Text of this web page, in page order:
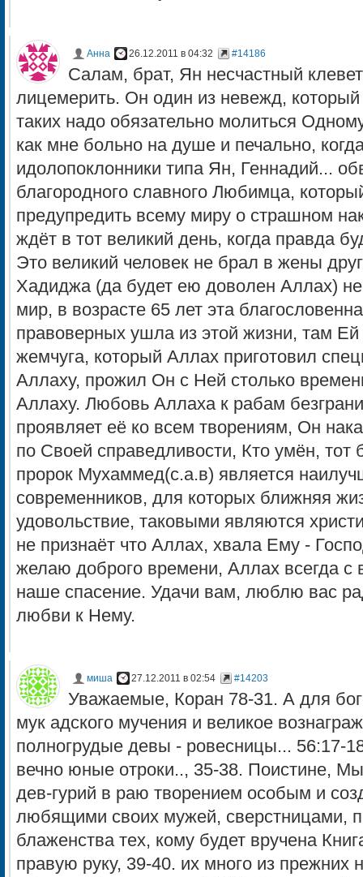
Анна 26.12.2011 в 04:32 #14186
Салам, брат, Ян несчастный
лицемерить. Он один из невежд,
таких надо обязательно молиться
как мне больно на душе и печально,
идолопоклонники типа Ян, Геннадий...
благородного славного Любимца,
предупредить всему миру о страшном
ждёт в тот великий день, когда правда
Это великий человек не брал в жены
Хадиджа (да будет ею доволен Аллах) не
мир, в возрасте 65 лет эта
правоверных ушла из этой жизни, там
жемчуга, который Аллах приготовил
Аллаху, прожил Он с Ней столько
Аллаху. Любовь Аллаха к рабам
проявляет её ко всем творениям, Он
по Своей справедливости, Кто умён, тот
пророк Мухаммед(с.а.в) является
современников, для которых ближняя
удовольствие, таковыми являются
не признаёт что Аллах, хвала Ему -
желаю доброго времени, Аллах всегда
наше спасение. Удачи вам, люблю вас
любви к Нему.
миша 27.12.2011 в 02:54 #14203
Уважаемые, Коран 78-31. А для
мук адского мучения и великое
полногрудые девы - ровесницы... 56:17-
вечно юные отроки.., 35-38. Поистине,
дев-гурий в раю творением особым и
любящими своих мужей, сверстницами,
блаженства тех, кому будет вручена
правую руку, 39-40. их много из прежних